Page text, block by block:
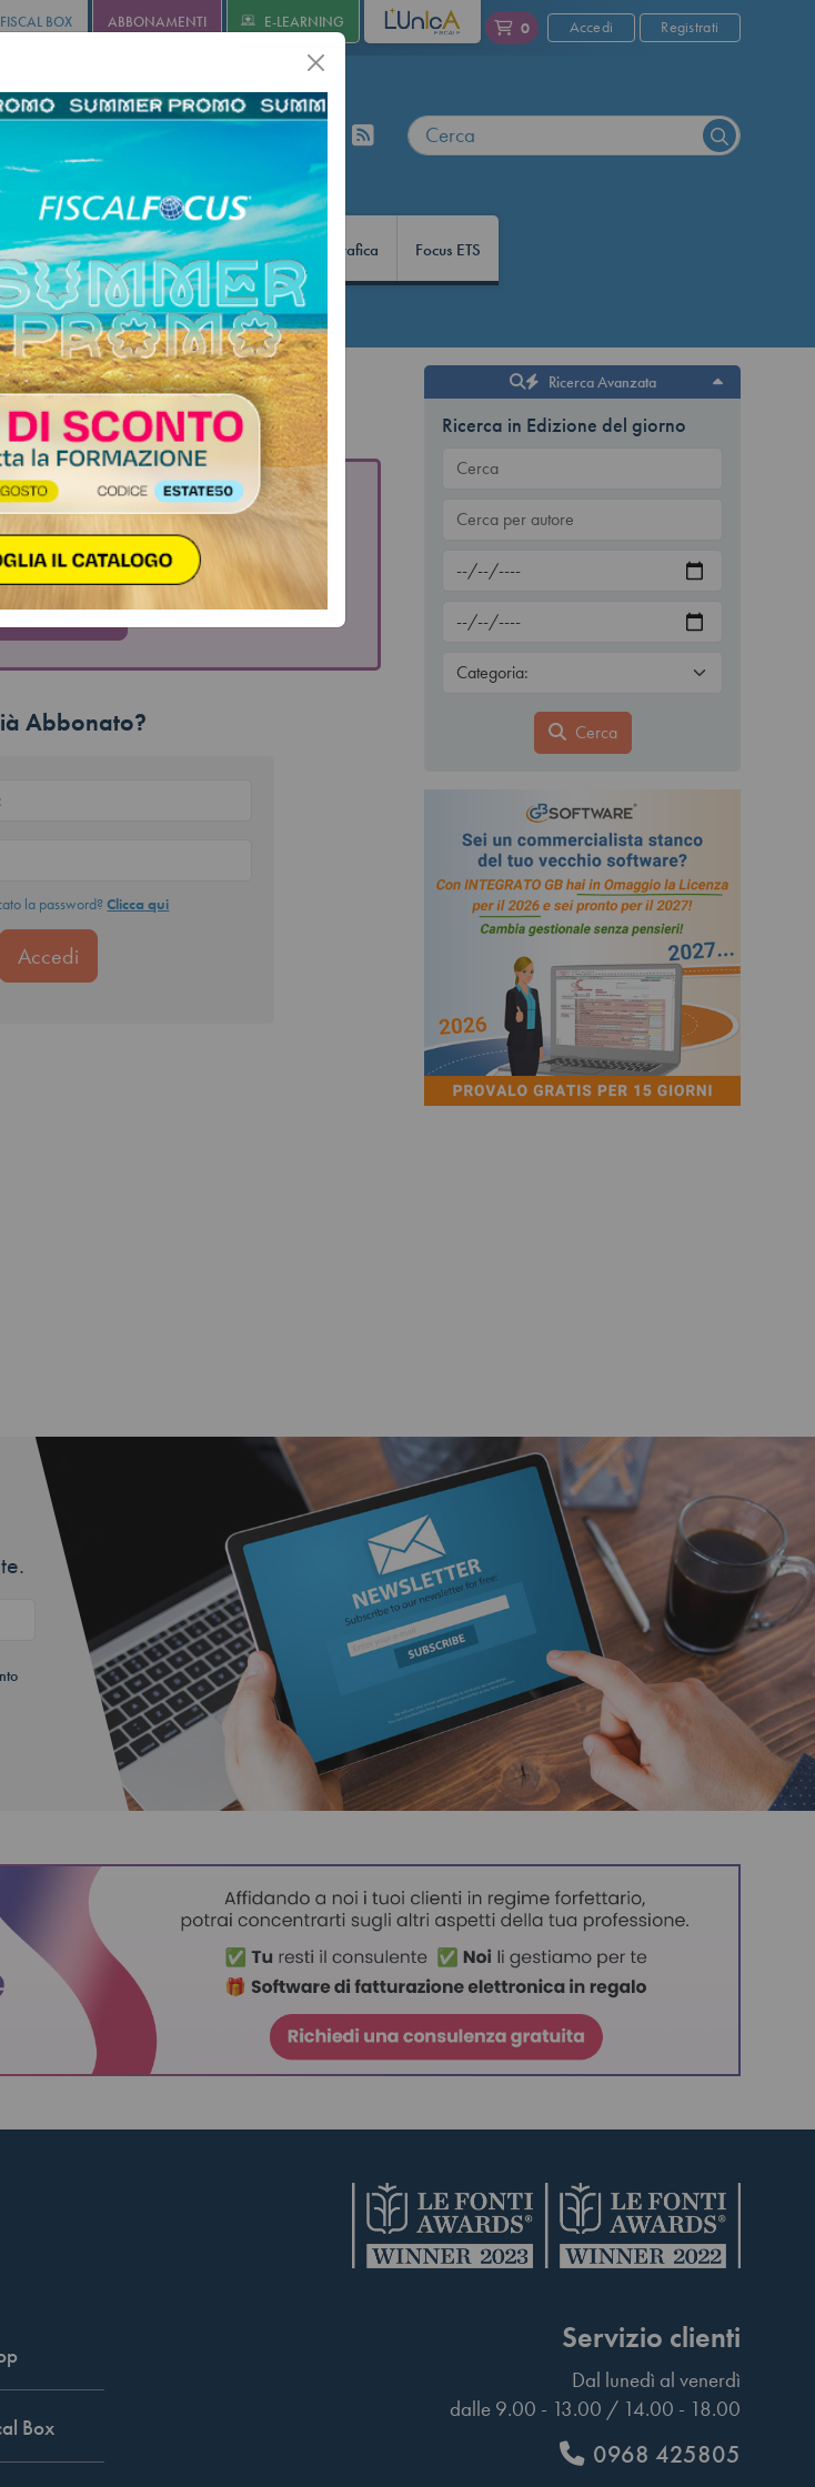
FISCAL BOX ABBONAMENTI E-LEARNING L'UNICA 0 Accedi Registrati
Informa+ Agricoltura Revisione Infografica Focus ETS
- OTTOBRE 2023
a tutti i contenuti riservati e
di "Quotidiano"?
ora
Abbonato?
la password?Clicca qui
Ricerca Avanzata
Ricerca in Edizione del giorno
Cerca
Box
Servizio clienti
Dal lunedì al venerdì
dalle 9.00 - 13.00 / 14.00 - 18.00
0968 425805